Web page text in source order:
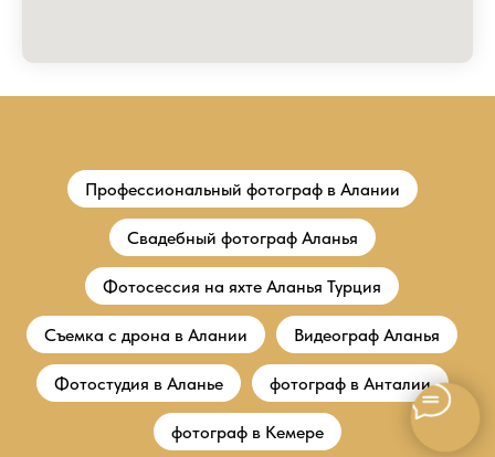
Профессиональный фотограф в Алании
Свадебный фотограф Аланья
Фотосессия на яхте Аланья Турция
Съемка с дрона в Алании Видеограф Аланья
Фотостудия в Аланье фотограф в Анталии
фотограф в Кемере